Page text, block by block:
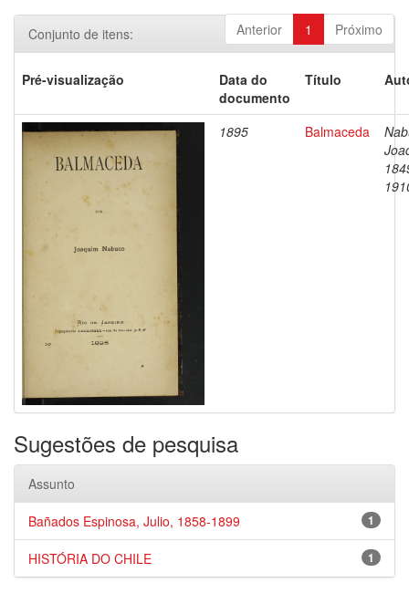
Anterior 1 Próximo
Conjunto de itens:
Pré-visualização
Data do
documento
Título
1895 Balmaceda
Sugestões de pesquisa
Assunto
1
Bañados Espinosa, Julio, 1858-1899
1
HISTÓRIA DO CHILE